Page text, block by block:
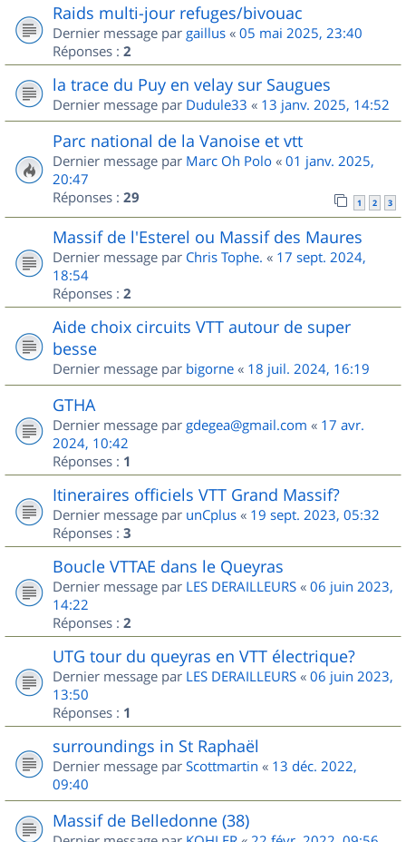
Raids multi-jour refuges/bivouac
Dernier message par gaillus « 05 mai 2025, 23:40
Réponses : 2
la trace du Puy en velay sur Saugues
Dernier message par Dudule33 « 13 janv. 2025, 14:52
Parc national de la Vanoise et vtt
Dernier message par Marc Oh Polo « 01 janv. 2025,
20:47
Réponses : 29 1 2 3
Massif de l'Esterel ou Massif des Maures
Dernier message par Chris Tophe. « 17 sept. 2024,
18:54
Réponses : 2
Aide choix circuits VTT autour de super
besse
Dernier message par bigorne « 18 juil. 2024, 16:19
GTHA
Dernier message par gdegea@gmail.com « 17 avr.
2024, 10:42
Réponses : 1
Itineraires officiels VTT Grand Massif?
Dernier message par unCplus « 19 sept. 2023, 05:32
Réponses : 3
Boucle VTTAE dans le Queyras
Dernier message par LES DERAILLEURS « 06 juin 2023,
14:22
Réponses : 2
UTG tour du queyras en VTT électrique?
Dernier message par LES DERAILLEURS « 06 juin 2023,
13:50
Réponses : 1
surroundings in St Raphaël
Dernier message par Scottmartin « 13 déc. 2022,
09:40
Massif de Belledonne (38)